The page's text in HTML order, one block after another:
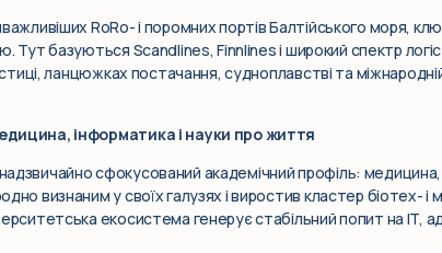
RoRo- і поромних портів Балтійського моря,
Тут базуються Scandlines, Finnlines і широкий спектр
ланцюжках постачання, судноплавстві та
інформатика і науки про життя
сфокусований академічний профіль:
визнаним у своїх галузях і виростив кластер біотех- і
екосистема генерує стабільний попит на IT,